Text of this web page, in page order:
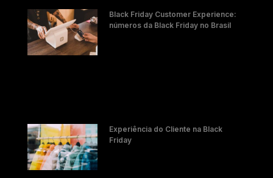
Black Friday Customer Experience:
números da Black Friday no Brasil
Experiência do Cliente na Black
Friday